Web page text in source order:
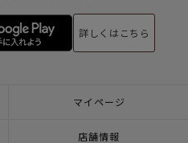
詳しくはこちら
マイページ
店舗情報